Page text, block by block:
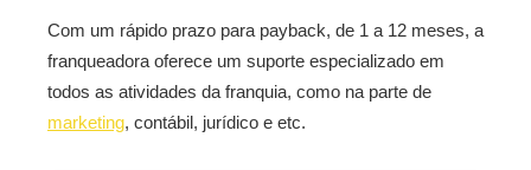
Com um rápido prazo para payback, de 1 a 12 meses, a
franqueadora oferece um suporte especializado em
todos as atividades da franquia, como na parte de
marketing, contábil, jurídico e etc.